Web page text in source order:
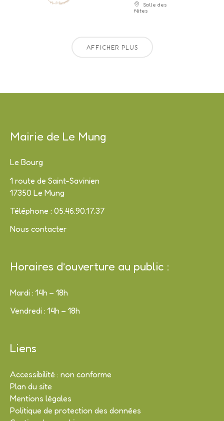
Salle des
fêtes
AFFICHER PLUS
Mairie de Le Mung
Le Bourg
1 route de Saint-Savinien
17350 Le Mung
Téléphone : 05.46.90.17.37
Nous contacter
Horaires d’ouverture au public :
Mardi : 14h – 18h
Vendredi : 14h – 18h
Liens
Accessibilité : non conforme
Plan du site
Mentions légales
Politique de protection des données